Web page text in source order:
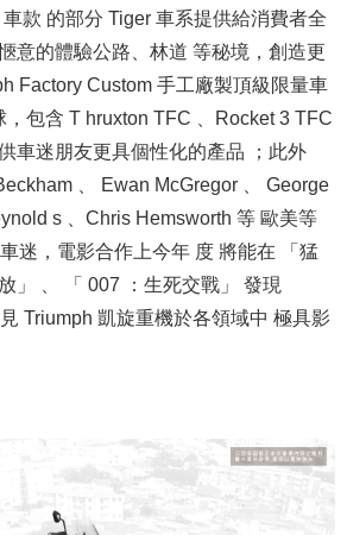
款 的部分 Tiger 車系提供給消費者全
意的體驗公路、林道 等秘境，創造更
Factory Custom 手工廠製頂級限量車
包含 T hruxton TFC 、Rocket 3 TFC
車迷朋友更具個性化的產品 ；此外
、 Ewan McGregor 、 George
s 、Chris Hemsworth 等 歐美等
迷，電影合作上今年 度 將能在 「猛
」 、 「 007 ：生死交戰」 發現
Triumph 凱旋重機於各領域中 極具影